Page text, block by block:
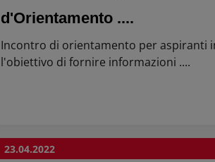
d'Orientamento ....
Incontro di orientamento per aspiranti
l'obiettivo di fornire informazioni ....
23.04.2022